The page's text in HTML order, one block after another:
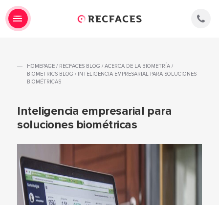
HOMEPAGE / RECFACES BLOG / ACERCA DE LA BIOMETRÍA /
BIOMETRICS BLOG / INTELIGENCIA EMPRESARIAL PARA SOLUCIONES
BIOMÉTRICAS
Inteligencia empresarial para
soluciones biométricas